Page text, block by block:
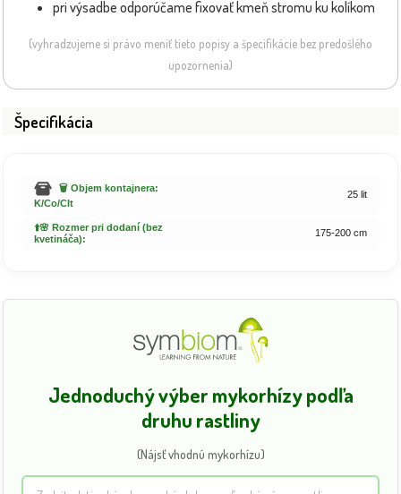
pri výsadbe odporúčame fixovať kmeň stromu ku kolíkom
(vyhradzujeme si právo meniť tieto popisy a špecifikácie bez predošlého
upozornenia)
Špecifikácia
🗑️ Objem kontajnera:
K/Co/Clt
25 lit
⬆️🌸 Rozmer pri dodaní (bez
kvetináča):
175-200 cm
Jednoduchý výber mykorhízy podľa
druhu rastliny
(Nájsť vhodnú mykorhízu)